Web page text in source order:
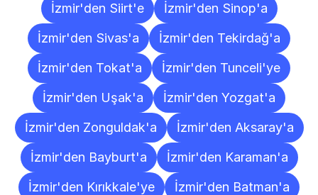
İzmir'den Siirt'e
İzmir'den Sinop'a
İzmir'den Sivas'a
İzmir'den Tekirdağ'a
İzmir'den Tokat'a
İzmir'den Tunceli'ye
İzmir'den Uşak'a
İzmir'den Yozgat'a
İzmir'den Zonguldak'a
İzmir'den Aksaray'a
İzmir'den Bayburt'a
İzmir'den Karaman'a
İzmir'den Kırıkkale'ye
İzmir'den Batman'a